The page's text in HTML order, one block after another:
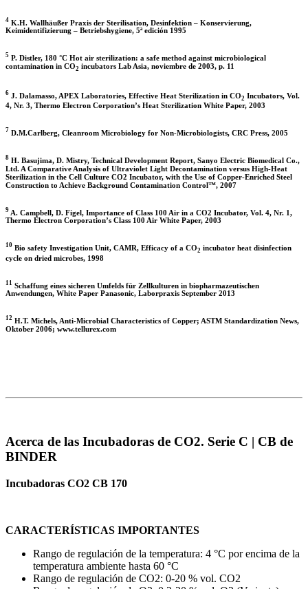
4 K.H. Wallhäußer Praxis der Sterilisation, Desinfektion – Konservierung,
Keimidentifizierung – Betriebshygiene, 5ª edición 1995
5 P. Distler, 180 °C Hot air sterilization: a safe method against microbiological
contamination in CO2 incubators Lab Asia, noviembre de 2003, p. 11
6 J. Dalamasso, APEX Laboratories, Effective Heat Sterilization in CO2 Incubators, Vol.
4, Nr. 3, Thermo Electron Corporation’s Heat Sterilization White Paper, 2003
7 D.M.Carlberg, Cleanroom Microbiology for Non-Microbiologists, CRC Press, 2005
8 H. Basujima, D. Mistry, Technical Development Report, Sanyo Electric Biomedical Co.,
Ltd. A Comparative Analysis of Ultraviolet Light Decontamination versus High-Heat
Sterilization in the Cell Culture CO2 Incubator, with the Use of Copper-Enriched Steel
Construction to Achieve Background Contamination Control™, 2007
9 A. Campbell, D. Figel, Importance of Class 100 Air in a CO2 Incubator, Vol. 4, Nr. 1,
Thermo Electron Corporation’s Class 100 Air White Paper, 2003
10 Bio safety Investigation Unit, CAMR, Efficacy of a CO2 incubator heat disinfection
cycle on dried microbes, 1998
11 Schaffung eines sicheren Umfelds für Zellkulturen in biopharmazeutischen
Anwendungen, White Paper Panasonic, Laborpraxis September 2013
12 H.T. Michels, Anti-Microbial Characteristics of Copper; ASTM Standardization News,
Oktober 2006; www.tellurex.com
Acerca de las Incubadoras de CO2. Serie C | CB de
BINDER
Incubadoras CO2 CB 170
CARACTERÍSTICAS IMPORTANTES
Rango de regulación de la temperatura: 4 °C por encima de la
temperatura ambiente hasta 60 °C
Rango de regulación de CO2: 0-20 % vol. CO2